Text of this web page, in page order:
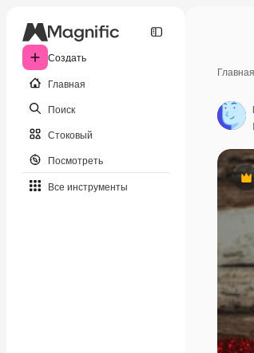
Создать
Главная
Поиск
Стоковый
Посмотреть
Все инструменты
Главная